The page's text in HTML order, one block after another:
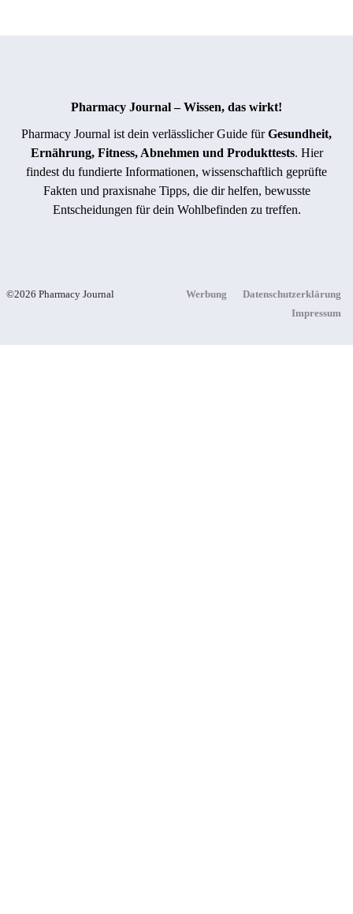
Handlungsspielraum
Für Apotheken
Wechseljahre
Mit ARD
Gesund
Pharmacy Journal – Wissen, das wirkt!
Pharmacy Journal ist dein verlässlicher Guide fürGesundheit,
Ernährung, Fitness, Abnehmen und Produkttests. Hier
findest du fundierte Informationen, wissenschaftlich geprüfte
Fakten und praxisnahe Tipps, die dir helfen, bewusste
Entscheidungen für dein Wohlbefinden zu treffen.
©2026 Pharmacy Journal Werbung
Datenschutzerklärung
Impressum